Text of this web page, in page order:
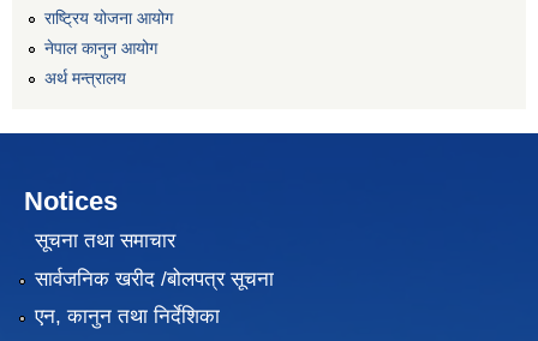
राष्ट्रिय योजना आयोग
नेपाल कानुन आयोग
अर्थ मन्त्रालय
Notices
सूचना तथा समाचार
सार्वजनिक खरीद /बोलपत्र सूचना
एन, कानुन तथा निर्देशिका